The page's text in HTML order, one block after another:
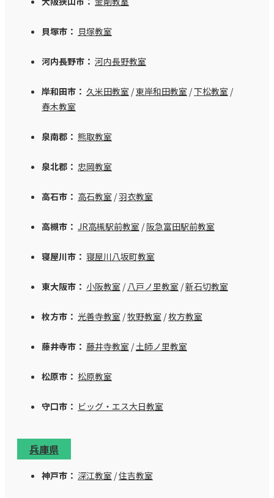
貝塚市： 貝塚教室
河内長野市： 河内長野教室
岸和田市： 久米田教室 /東岸和田教室 /下松教室 /
春木教室
泉南郡： 熊取教室
泉北郡： 忠岡教室
高石市： 高石教室 /羽衣教室
高槻市： JR高槻駅前教室 /阪急富田駅前教室
寝屋川市： 寝屋川八坂町教室
東大阪市： 小阪教室 / 八戸ノ里教室 /新石切教室
枚方市： 光善寺教室 /牧野教室 /枚方教室
藤井寺市： 藤井寺教室 /土師ノ里教室
松原市： 松原教室
守口市： ビッグ・エス大日教室
兵庫県
神戸市： 深江教室 /住吉教室